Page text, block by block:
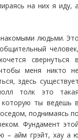
на них я иду,
людьми.
свернуться
меня никто
здесь
толк это
которую ты ведешь
поднимаясь
Фундамент
– айм грэйт, хау а